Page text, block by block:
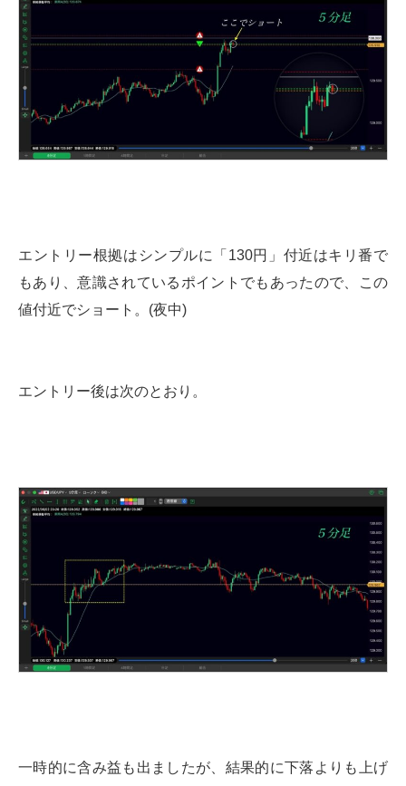
エントリー根拠はシンプルに「130円」付近はキリ番で
もあり、意識されているポイントでもあったので、この
値付近でショート。(夜中)
エントリー後は次のとおり。
一時的に含み益も出ましたが、結果的に下落よりも上げ